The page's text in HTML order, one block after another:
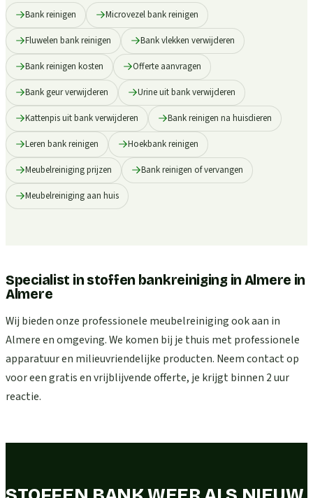
Bank reinigen Microvezel bank reinigen
Fluwelen bank reinigen Bank vlekken verwijderen
Bank reinigen kosten Offerte aanvragen
Bank geur verwijderen Urine uit bank verwijderen
Kattenpis uit bank verwijderen Bank reinigen na huisdieren
Leren bank reinigen Hoekbank reinigen
Meubelreiniging prijzen Bank reinigen of vervangen
Meubelreiniging aan huis
Specialist in stoffen bankreiniging in Almere in
Almere
Wij bieden onze professionele meubelreiniging ook aan in
Almere en omgeving. We komen bij je thuis met professionele
apparatuur en milieuvriendelijke producten. Neem contact op
voor een gratis en vrijblijvende offerte, je krijgt binnen 2 uur
reactie.